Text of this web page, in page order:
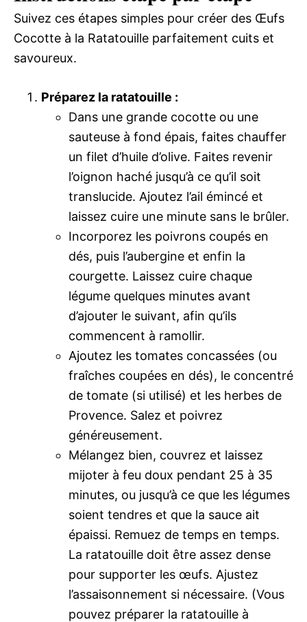
Suivez ces étapes simples pour créer des Œufs
Cocotte à la Ratatouille parfaitement cuits et
savoureux.
Préparez la ratatouille :
Dans une grande cocotte ou une
sauteuse à fond épais, faites chauffer
un filet d’huile d’olive. Faites revenir
l’oignon haché jusqu’à ce qu’il soit
translucide. Ajoutez l’ail émincé et
laissez cuire une minute sans le brûler.
Incorporez les poivrons coupés en
dés, puis l’aubergine et enfin la
courgette. Laissez cuire chaque
légume quelques minutes avant
d’ajouter le suivant, afin qu’ils
commencent à ramollir.
Ajoutez les tomates concassées (ou
fraîches coupées en dés), le concentré
de tomate (si utilisé) et les herbes de
Provence. Salez et poivrez
généreusement.
Mélangez bien, couvrez et laissez
mijoter à feu doux pendant 25 à 35
minutes, ou jusqu’à ce que les légumes
soient tendres et que la sauce ait
épaissi. Remuez de temps en temps.
La ratatouille doit être assez dense
pour supporter les œufs. Ajustez
l’assaisonnement si nécessaire. (Vous
pouvez préparer la ratatouille à